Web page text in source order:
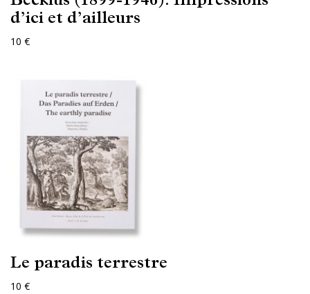
d’ici et d’ailleurs
10 €
Le paradis terrestre
10 €